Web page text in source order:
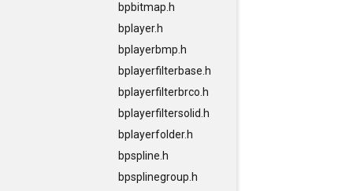
bpbitmap.h
bplayer.h
bplayerbmp.h
bplayerfilterbase.h
bplayerfilterbrco.h
bplayerfiltersolid.h
bplayerfolder.h
bpspline.h
bpsplinegroup.h